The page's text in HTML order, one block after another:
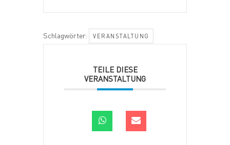
Schlagwörter: VERANSTALTUNG
TEILE DIESE
VERANSTALTUNG